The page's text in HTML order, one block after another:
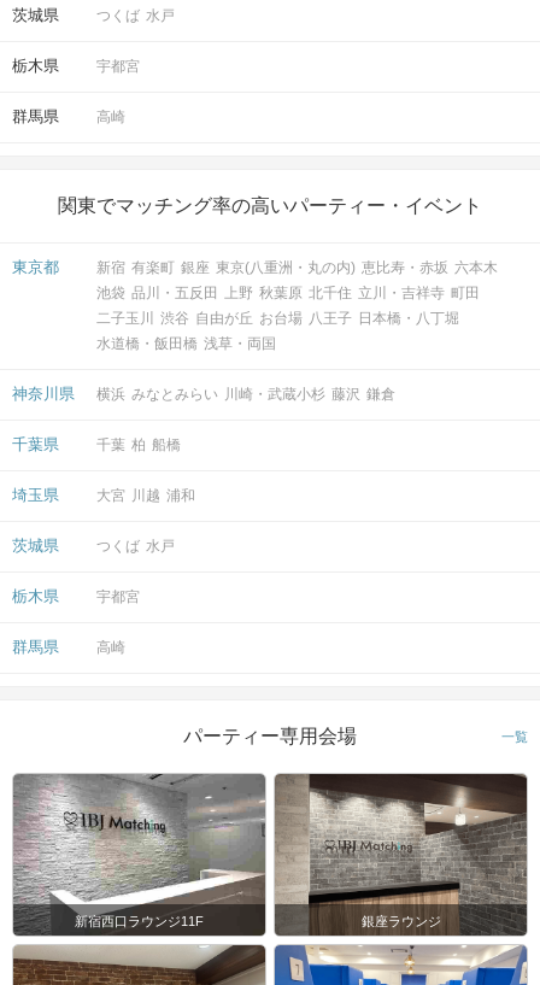
茨城県 つくば 水戸
栃木県 宇都宮
群馬県 高崎
関東でマッチング率の高いパーティー・イベント
東京都 新宿 有楽町 銀座 東京(八重洲・丸の内) 恵比寿・赤坂 六本木
池袋 品川・五反田 上野 秋葉原 北千住 立川・吉祥寺 町田
二子玉川
渋谷 自由が丘 お台場 八王子 日本橋・八丁堀
水道橋・飯田橋 浅草・両国
神奈川県 横浜 みなとみらい 川崎・武蔵小杉 藤沢 鎌倉
千葉県 千葉 柏 船橋
埼玉県 大宮 川越 浦和
茨城県 つくば 水戸
栃木県 宇都宮
群馬県 高崎
パーティー専用会場 一覧
新宿西口ラウンジ11F 銀座ラウンジ